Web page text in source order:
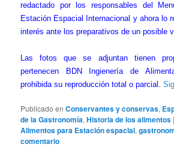
redactado por los responsables del
Estación Espacial Internacional y ahora lo
interés ante los preparativos de un posible
Las fotos que se adjuntan tienen
pertenecen BDN Ingienería de
prohibida su reproducción total o parcial.
Publicado en Conservantes y conservas,
de la Gastronomía,Historia de los alimentos |
Alimentos para Estación espacial,
comentario